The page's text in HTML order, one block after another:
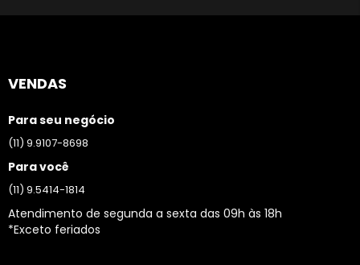
VENDAS
Para seu negócio
(11) 9.9107-8698
Para você
(11) 9.5414-1814
Atendimento de segunda a sexta das 09h às 18h
*Exceto feriados